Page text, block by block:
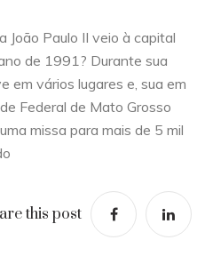
João Paulo II veio à capital
de 1991? Durante sua
em vários lugares e, sua em
Federal de Mato Grosso
missa para mais de 5 mil
this post